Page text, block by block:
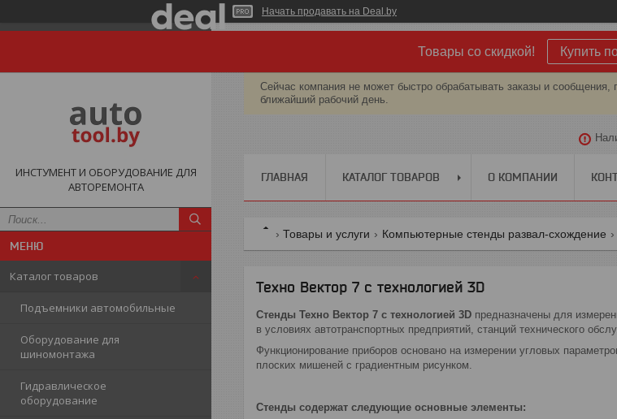
Начать продавать на Deal.by
Товары со скидкой! Купить
ИНСТУМЕНТ И ОБОРУДОВАНИЕ ДЛЯ
АВТОРЕМОНТА
Каталог товаров
Подъемники автомобильные
Оборудование для
шиномонтажа
Гидравлическое
оборудование
Сейчас компания не может быстро обрабатывать заказы и
ближайший рабочий день.
ГЛАВНАЯ КАТАЛОГ ТОВАРОВ О КОМПАНИИ
Товары и услуги Компьютерные стенды развал-схождение
Техно Вектор 7 с технологией 3D
Стенды Техно Вектор 7 с технологией 3D предназначены для
в условиях автотранспортных предприятий, станций технического
Функционирование приборов основано на измерении угловых
плоских мишеней с градиентным рисунком.
Стенды содержат следующие основные элементы: